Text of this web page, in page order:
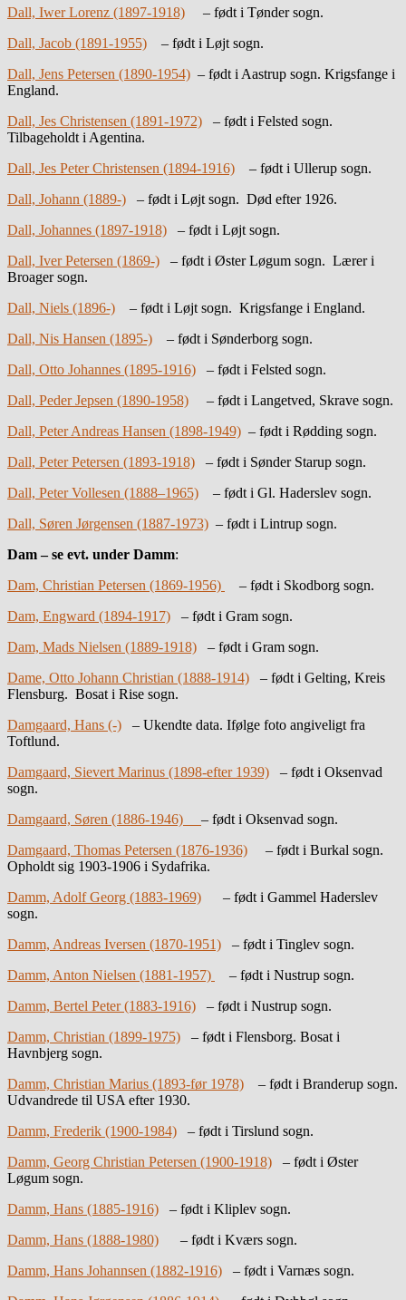
Dall, Iwer Lorenz (1897-1918) – født i Tønder sogn.
Dall, Jacob (1891-1955) – født i Løjt sogn.
Dall, Jens Petersen (1890-1954) – født i Aastrup sogn. Krigsfange i
England.
Dall, Jes Christensen (1891-1972) – født i Felsted sogn.
Tilbageholdt i Agentina.
Dall, Jes Peter Christensen (1894-1916) – født i Ullerup sogn.
Dall, Johann (1889-) – født i Løjt sogn. Død efter 1926.
Dall, Johannes (1897-1918) – født i Løjt sogn.
Dall, Iver Petersen (1869-) – født i Øster Løgum sogn. Lærer i
Broager sogn.
Dall, Niels (1896-) – født i Løjt sogn. Krigsfange i England.
Dall, Nis Hansen (1895-) – født i Sønderborg sogn.
Dall, Otto Johannes (1895-1916) – født i Felsted sogn.
Dall, Peder Jepsen (1890-1958) – født i Langetved, Skrave sogn.
Dall, Peter Andreas Hansen (1898-1949) – født i Rødding sogn.
Dall, Peter Petersen (1893-1918) – født i Sønder Starup sogn.
Dall, Peter Vollesen (1888–1965) – født i Gl. Haderslev sogn.
Dall, Søren Jørgensen (1887-1973) – født i Lintrup sogn.
Dam – se evt. under Damm:
Dam, Christian Petersen (1869-1956)
– født i Skodborg sogn.
Dam, Engward (1894-1917) – født i Gram sogn.
Dam, Mads Nielsen (1889-1918) – født i Gram sogn.
Dame, Otto Johann Christian (1888-1914) – født i Gelting, Kreis
Flensburg. Bosat i Rise sogn.
Damgaard, Hans (-) – Ukendte data. Ifølge foto angiveligt fra
Toftlund.
Damgaard, Sievert Marinus (1898-efter 1939) – født i Oksenvad
sogn.
Damgaard, Søren (1886-1946) – født i Oksenvad sogn.
Damgaard, Thomas Petersen (1876-1936) – født i Burkal sogn.
Opholdt sig 1903-1906 i Sydafrika.
Damm, Adolf Georg (1883-1969) – født i Gammel Haderslev
sogn.
Damm, Andreas Iversen (1870-1951) – født i Tinglev sogn.
Damm, Anton Nielsen (1881-1957)
– født i Nustrup sogn.
Damm, Bertel Peter (1883-1916) – født i Nustrup sogn.
Damm, Christian (1899-1975) – født i Flensborg. Bosat i
Havnbjerg sogn.
Damm, Christian Marius (1893-før 1978) – født i Branderup sogn.
Udvandrede til USA efter 1930.
Damm, Frederik (1900-1984) – født i Tirslund sogn.
Damm, Georg Christian Petersen (1900-1918) – født i Øster
Løgum sogn.
Damm, Hans (1885-1916) – født i Kliplev sogn.
Damm, Hans (1888-1980) – født i Kværs sogn.
Damm, Hans Johannsen (1882-1916) – født i Varnæs sogn.